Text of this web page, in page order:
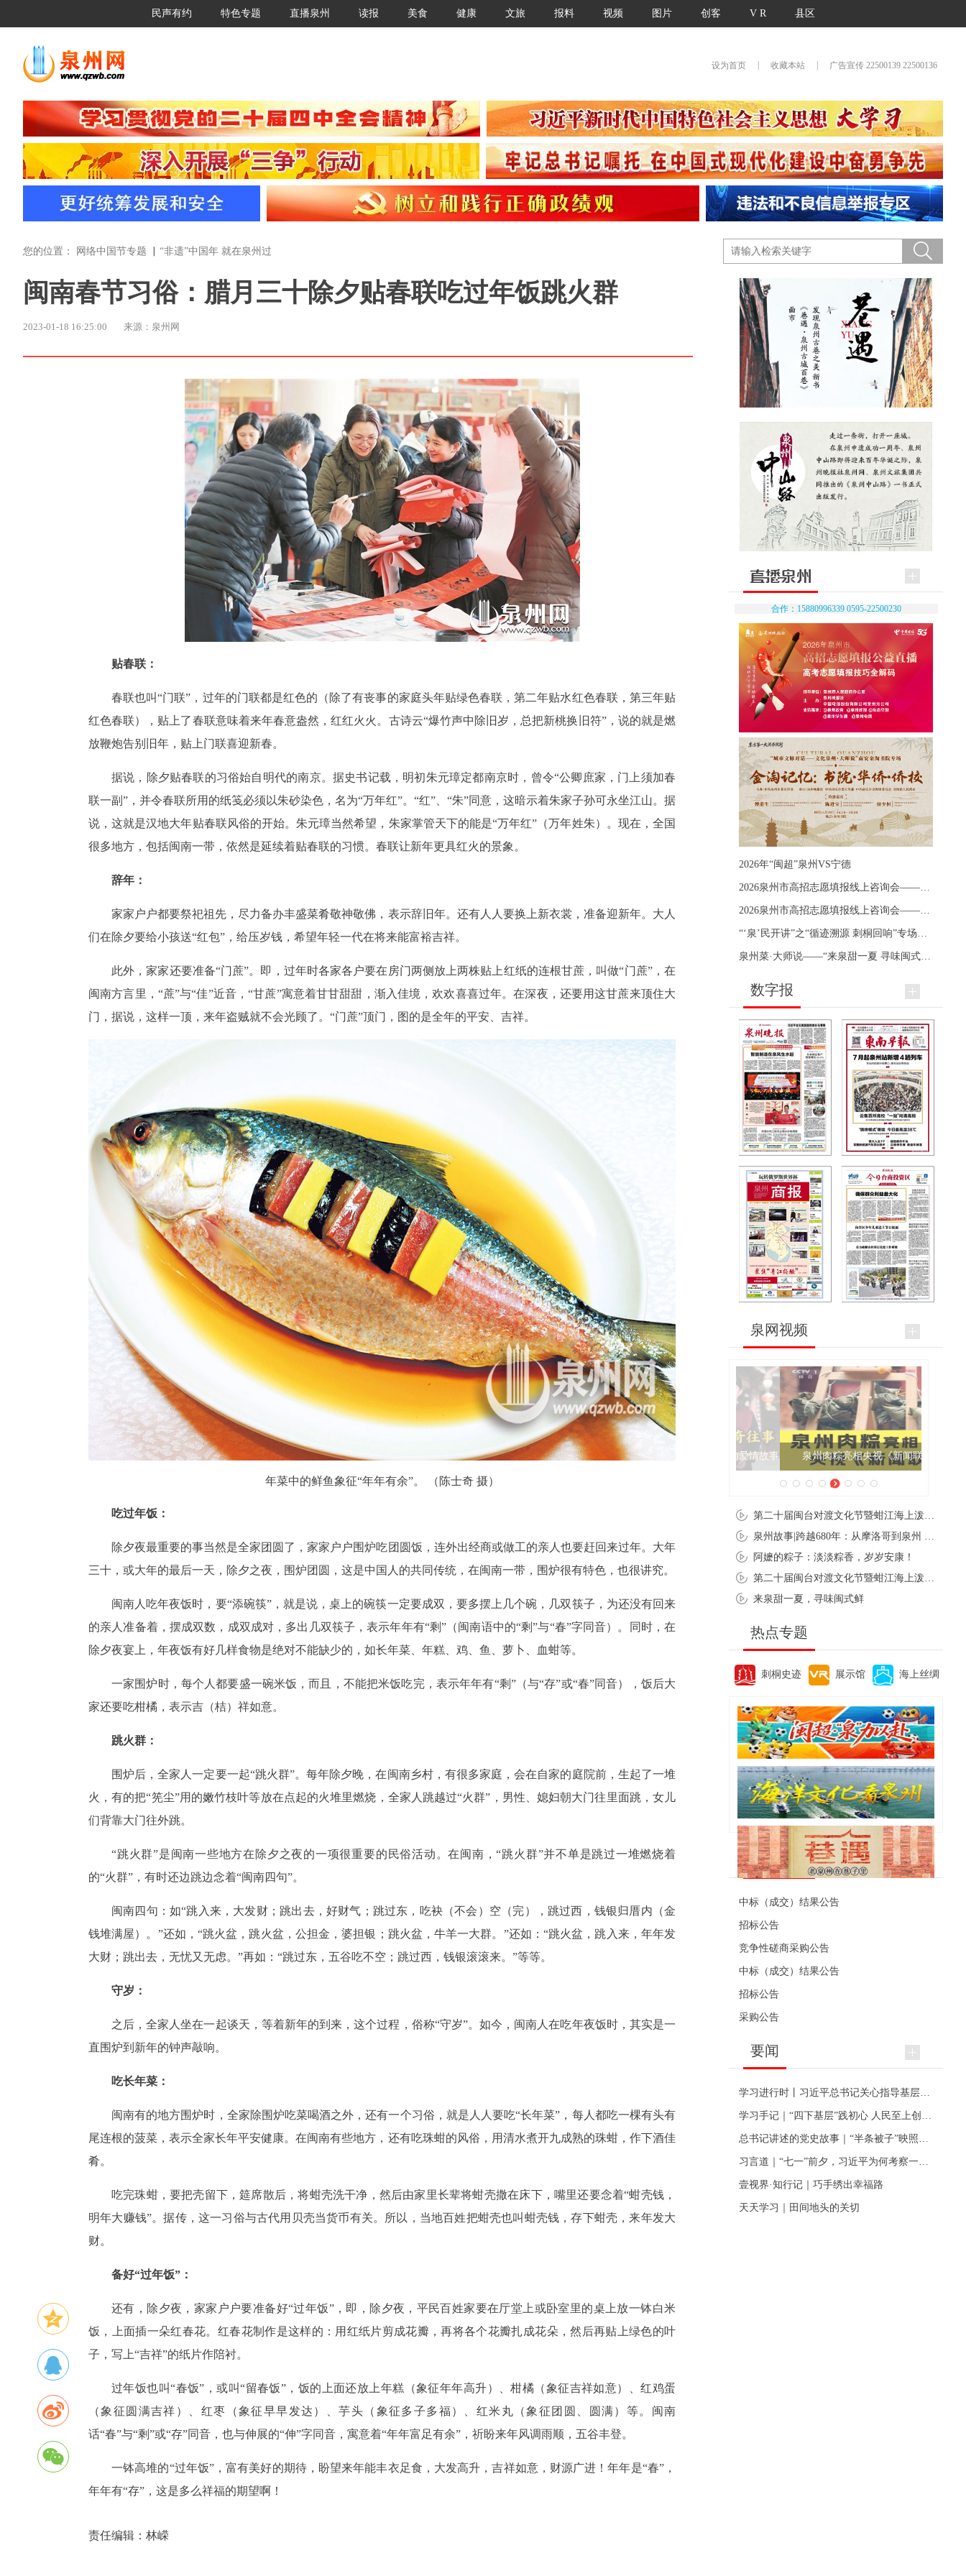
民声有约 特色专题 直播泉州 读报 美食 健康 文旅 报料 视频 图片 创客 V R 县区
设为首页 收藏本站 广告宣传 22500139 22500136
您的位置： 网络中国节专题 ▏“非遗”中国年 就在泉州过
闽南春节习俗：腊月三十除夕贴春联吃过年饭跳火群
2023-01-18 16:25:00 来源：泉州网
贴春联：
春联也叫“门联”，过年的门联都是红色的（除了有丧事的家庭头年贴绿色春联，第二年贴水红色春联，第三年贴
红色春联），贴上了春联意味着来年春意盎然，红红火火。古诗云“爆竹声中除旧岁，总把新桃换旧符”，说的就是燃
放鞭炮告别旧年，贴上门联喜迎新春。
据说，除夕贴春联的习俗始自明代的南京。据史书记载，明初朱元璋定都南京时，曾令“公卿庶家，门上须加春
联一副”，并令春联所用的纸笺必须以朱砂染色，名为“万年红”。“红”、“朱”同意，这暗示着朱家子孙可永坐江山。据
说，这就是汉地大年贴春联风俗的开始。朱元璋当然希望，朱家掌管天下的能是“万年红”（万年姓朱）。现在，全国
很多地方，包括闽南一带，依然是延续着贴春联的习惯。春联让新年更具红火的景象。
辞年：
家家户户都要祭祀祖先，尽力备办丰盛菜肴敬神敬佛，表示辞旧年。还有人人要换上新衣裳，准备迎新年。大人
们在除夕要给小孩送“红包”，给压岁钱，希望年轻一代在将来能富裕吉祥。
此外，家家还要准备“门蔗”。即，过年时各家各户要在房门两侧放上两株贴上红纸的连根甘蔗，叫做“门蔗”，在
闽南方言里，“蔗”与“佳”近音，“甘蔗”寓意着甘甘甜甜，渐入佳境，欢欢喜喜过年。在深夜，还要用这甘蔗来顶住大
门，据说，这样一顶，来年盗贼就不会光顾了。“门蔗”顶门，图的是全年的平安、吉祥。
年菜中的鲜鱼象征“年年有余”。 （陈士奇 摄）
吃过年饭：
除夕夜最重要的事当然是全家团圆了，家家户户围炉吃团圆饭，连外出经商或做工的亲人也要赶回来过年。大年
三十，或大年的最后一天，除夕之夜，围炉团圆，这是中国人的共同传统，在闽南一带，围炉很有特色，也很讲究。
闽南人吃年夜饭时，要“添碗筷”，就是说，桌上的碗筷一定要成双，要多摆上几个碗，几双筷子，为还没有回来
的亲人准备着，摆成双数，成双成对，多出几双筷子，表示年年有“剩”（闽南语中的“剩”与“春”字同音）。同时，在
除夕夜宴上，年夜饭有好几样食物是绝对不能缺少的，如长年菜、年糕、鸡、鱼、萝卜、血蚶等。
一家围炉时，每个人都要盛一碗米饭，而且，不能把米饭吃完，表示年年有“剩”（与“存”或“春”同音），饭后大
家还要吃柑橘，表示吉（桔）祥如意。
跳火群：
围炉后，全家人一定要一起“跳火群”。每年除夕晚，在闽南乡村，有很多家庭，会在自家的庭院前，生起了一堆
火，有的把“筅尘”用的嫩竹枝叶等放在点起的火堆里燃烧，全家人跳越过“火群”，男性、媳妇朝大门往里面跳，女儿
们背靠大门往外跳。
“跳火群”是闽南一些地方在除夕之夜的一项很重要的民俗活动。在闽南，“跳火群”并不单是跳过一堆燃烧着
的“火群”，有时还边跳边念着“闽南四句”。
闽南四句：如“跳入来，大发财；跳出去，好财气；跳过东，吃袂（不会）空（完），跳过西，钱银归厝内（金
钱堆满屋）。”还如，“跳火盆，跳火盆，公担金，婆担银；跳火盆，牛羊一大群。”还如：“跳火盆，跳入来，年年发
大财；跳出去，无忧又无虑。”再如：“跳过东，五谷吃不空；跳过西，钱银滚滚来。”等等。
守岁：
之后，全家人坐在一起谈天，等着新年的到来，这个过程，俗称“守岁”。如今，闽南人在吃年夜饭时，其实是一
直围炉到新年的钟声敲响。
吃长年菜：
闽南有的地方围炉时，全家除围炉吃菜喝酒之外，还有一个习俗，就是人人要吃“长年菜”，每人都吃一棵有头有
尾连根的菠菜，表示全家长年平安健康。在闽南有些地方，还有吃珠蚶的风俗，用清水煮开九成熟的珠蚶，作下酒佳
肴。
吃完珠蚶，要把壳留下，筵席散后，将蚶壳洗干净，然后由家里长辈将蚶壳撒在床下，嘴里还要念着“蚶壳钱，
明年大赚钱”。据传，这一习俗与古代用贝壳当货币有关。所以，当地百姓把蚶壳也叫蚶壳钱，存下蚶壳，来年发大
财。
备好“过年饭”：
还有，除夕夜，家家户户要准备好“过年饭”，即，除夕夜，平民百姓家要在厅堂上或卧室里的桌上放一钵白米
饭，上面插一朵红春花。红春花制作是这样的：用红纸片剪成花瓣，再将各个花瓣扎成花朵，然后再贴上绿色的叶
子，写上“吉祥”的纸片作陪衬。
过年饭也叫“春饭”，或叫“留春饭”，饭的上面还放上年糕（象征年年高升）、柑橘（象征吉祥如意）、红鸡蛋
（象征圆满吉祥）、红枣（象征早早发达）、芋头（象征多子多福）、红米丸（象征团圆、圆满）等。闽南
话“春”与“剩”或“存”同音，也与伸展的“伸”字同音，寓意着“年年富足有余”，祈盼来年风调雨顺，五谷丰登。
一钵高堆的“过年饭”，富有美好的期待，盼望来年能丰衣足食，大发高升，吉祥如意，财源广进！年年是“春”，
年年有“存”，这是多么祥福的期望啊！
责任编辑： 林嵘
合作：15880996339 0595-22500230
2026年“闽超”泉州VS宁德
数字报
泉网视频
泉州肉粽亮相央视《新闻联播》
阿嬷的粽子：淡淡粽香，岁岁安康！
来泉甜一夏，寻味闽式鲜
热点专题
刺桐史迹 展示馆 海上丝绸
便民资讯
中标（成交）结果公告
招标公告
竞争性磋商采购公告
中标（成交）结果公告
招标公告
采购公告
要闻
壹视界·知行记｜巧手绣出幸福路
天天学习｜田间地头的关切